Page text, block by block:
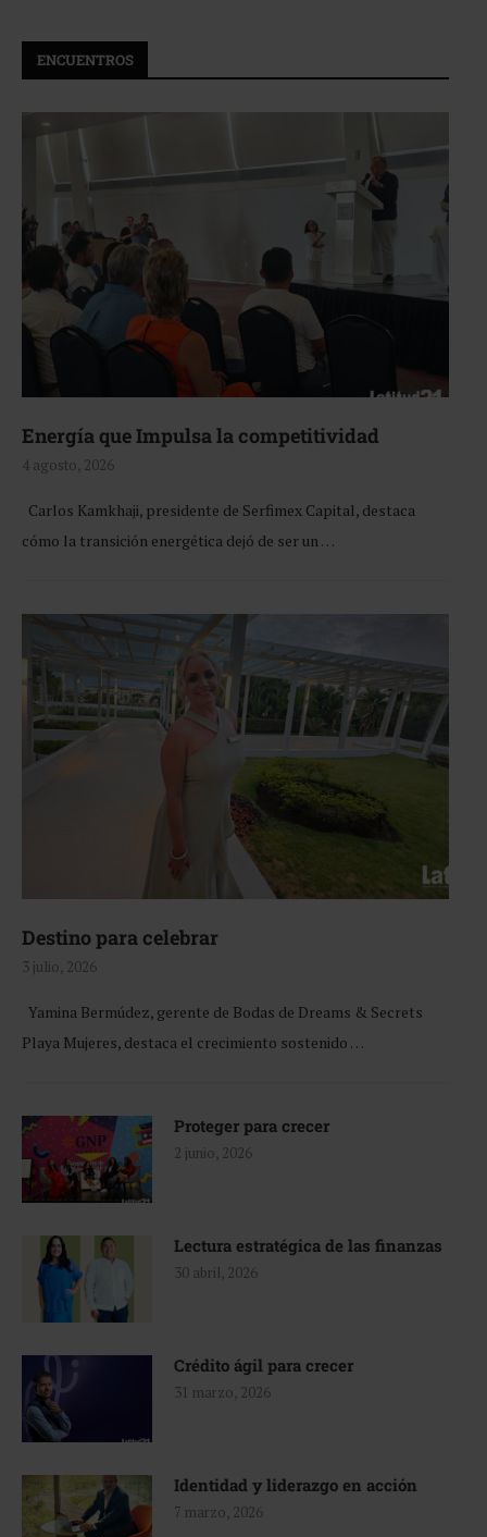
ENCUENTROS
Energía que Impulsa la competitividad
4 agosto, 2026
Carlos Kamkhaji, presidente de Serfimex Capital, destaca
cómo la transición energética dejó de ser un …
Destino para celebrar
3 julio, 2026
Yamina Bermúdez, gerente de Bodas de Dreams & Secrets
Playa Mujeres, destaca el crecimiento sostenido …
Proteger para crecer
2 junio, 2026
Lectura estratégica de las finanzas
30 abril, 2026
Crédito ágil para crecer
31 marzo, 2026
Identidad y liderazgo en acción
7 marzo, 2026